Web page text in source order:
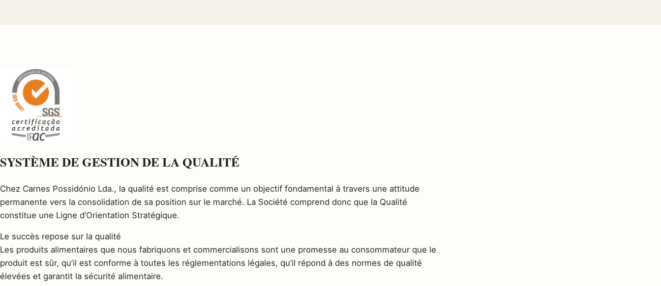
SYSTÈME DE GESTION DE LA QUALITÉ
Chez Carnes Possidónio Lda., la qualité est comprise comme un objectif fondamental à travers une attitude
permanente vers la consolidation de sa position sur le marché. La Société comprend donc que la Qualité
constitue une Ligne d’Orientation Stratégique.
Le succès repose sur la qualité
Les produits alimentaires que nous fabriquons et commercialisons sont une promesse au consommateur que le
produit est sûr, qu’il est conforme à toutes les réglementations légales, qu’il répond à des normes de qualité
élevées et garantit la sécurité alimentaire.